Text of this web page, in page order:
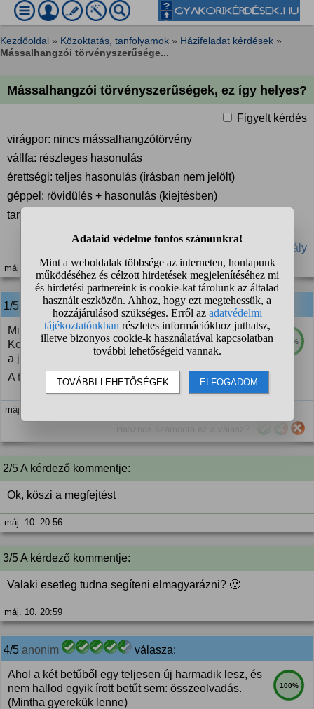
Kezdőoldal » Közoktatás, tanfolyamok » Házifeladat kérdések »
Mássalhangzói törvényszerűsége...
Mássalhangzói törvényszerűségek, ez így helyes?
Figyelt kérdés
virágpor: nincs mássalhangzótörvény
vállfa: részleges hasonulás
érettségi: teljes hasonulás (írásban nem jelölt)
géppel: rövidülés + hasonulás (kiejtésben)
tanulja: összeolvadás
#osztály
máj. 10. 19:59
1/5 anonim válasza:
100%
Mi lenne részleges hasonulás a vállfában?
Komolyan érdekel, hogy mire gondoltál. (Rövidülés
a jó válasz.)
A többi sem hibátlan, nézd át még egyszer.
máj. 10. 20:11
Hasznos számodra ez a válasz?
2/5 A kérdező kommentje:
Ok, köszi a megfejtést
máj. 10. 20:56
3/5 A kérdező kommentje:
Valaki esetleg tudna segíteni elmagyarázni? 🙂
máj. 10. 20:59
4/5 anonim válasza:
100%
Ahol a két betűből egy teljesen új harmadik lesz, és
nem hallod egyik írott betűt sem: összeolvadás.
(Mintha gyerekük lenne)